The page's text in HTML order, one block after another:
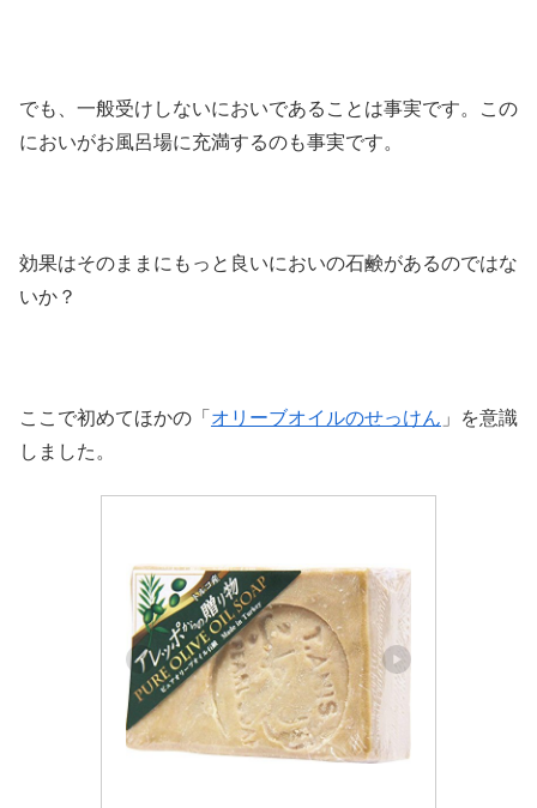
でも、一般受けしないにおいであることは事実です。この
においがお風呂場に充満するのも事実です。
効果はそのままにもっと良いにおいの石鹸があるのではな
いか？
ここで初めてほかの「 オリーブオイルのせっけん 」を意識
しました。